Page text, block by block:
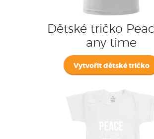
Dětské tričko
any time
Vytvořit dětské tričko